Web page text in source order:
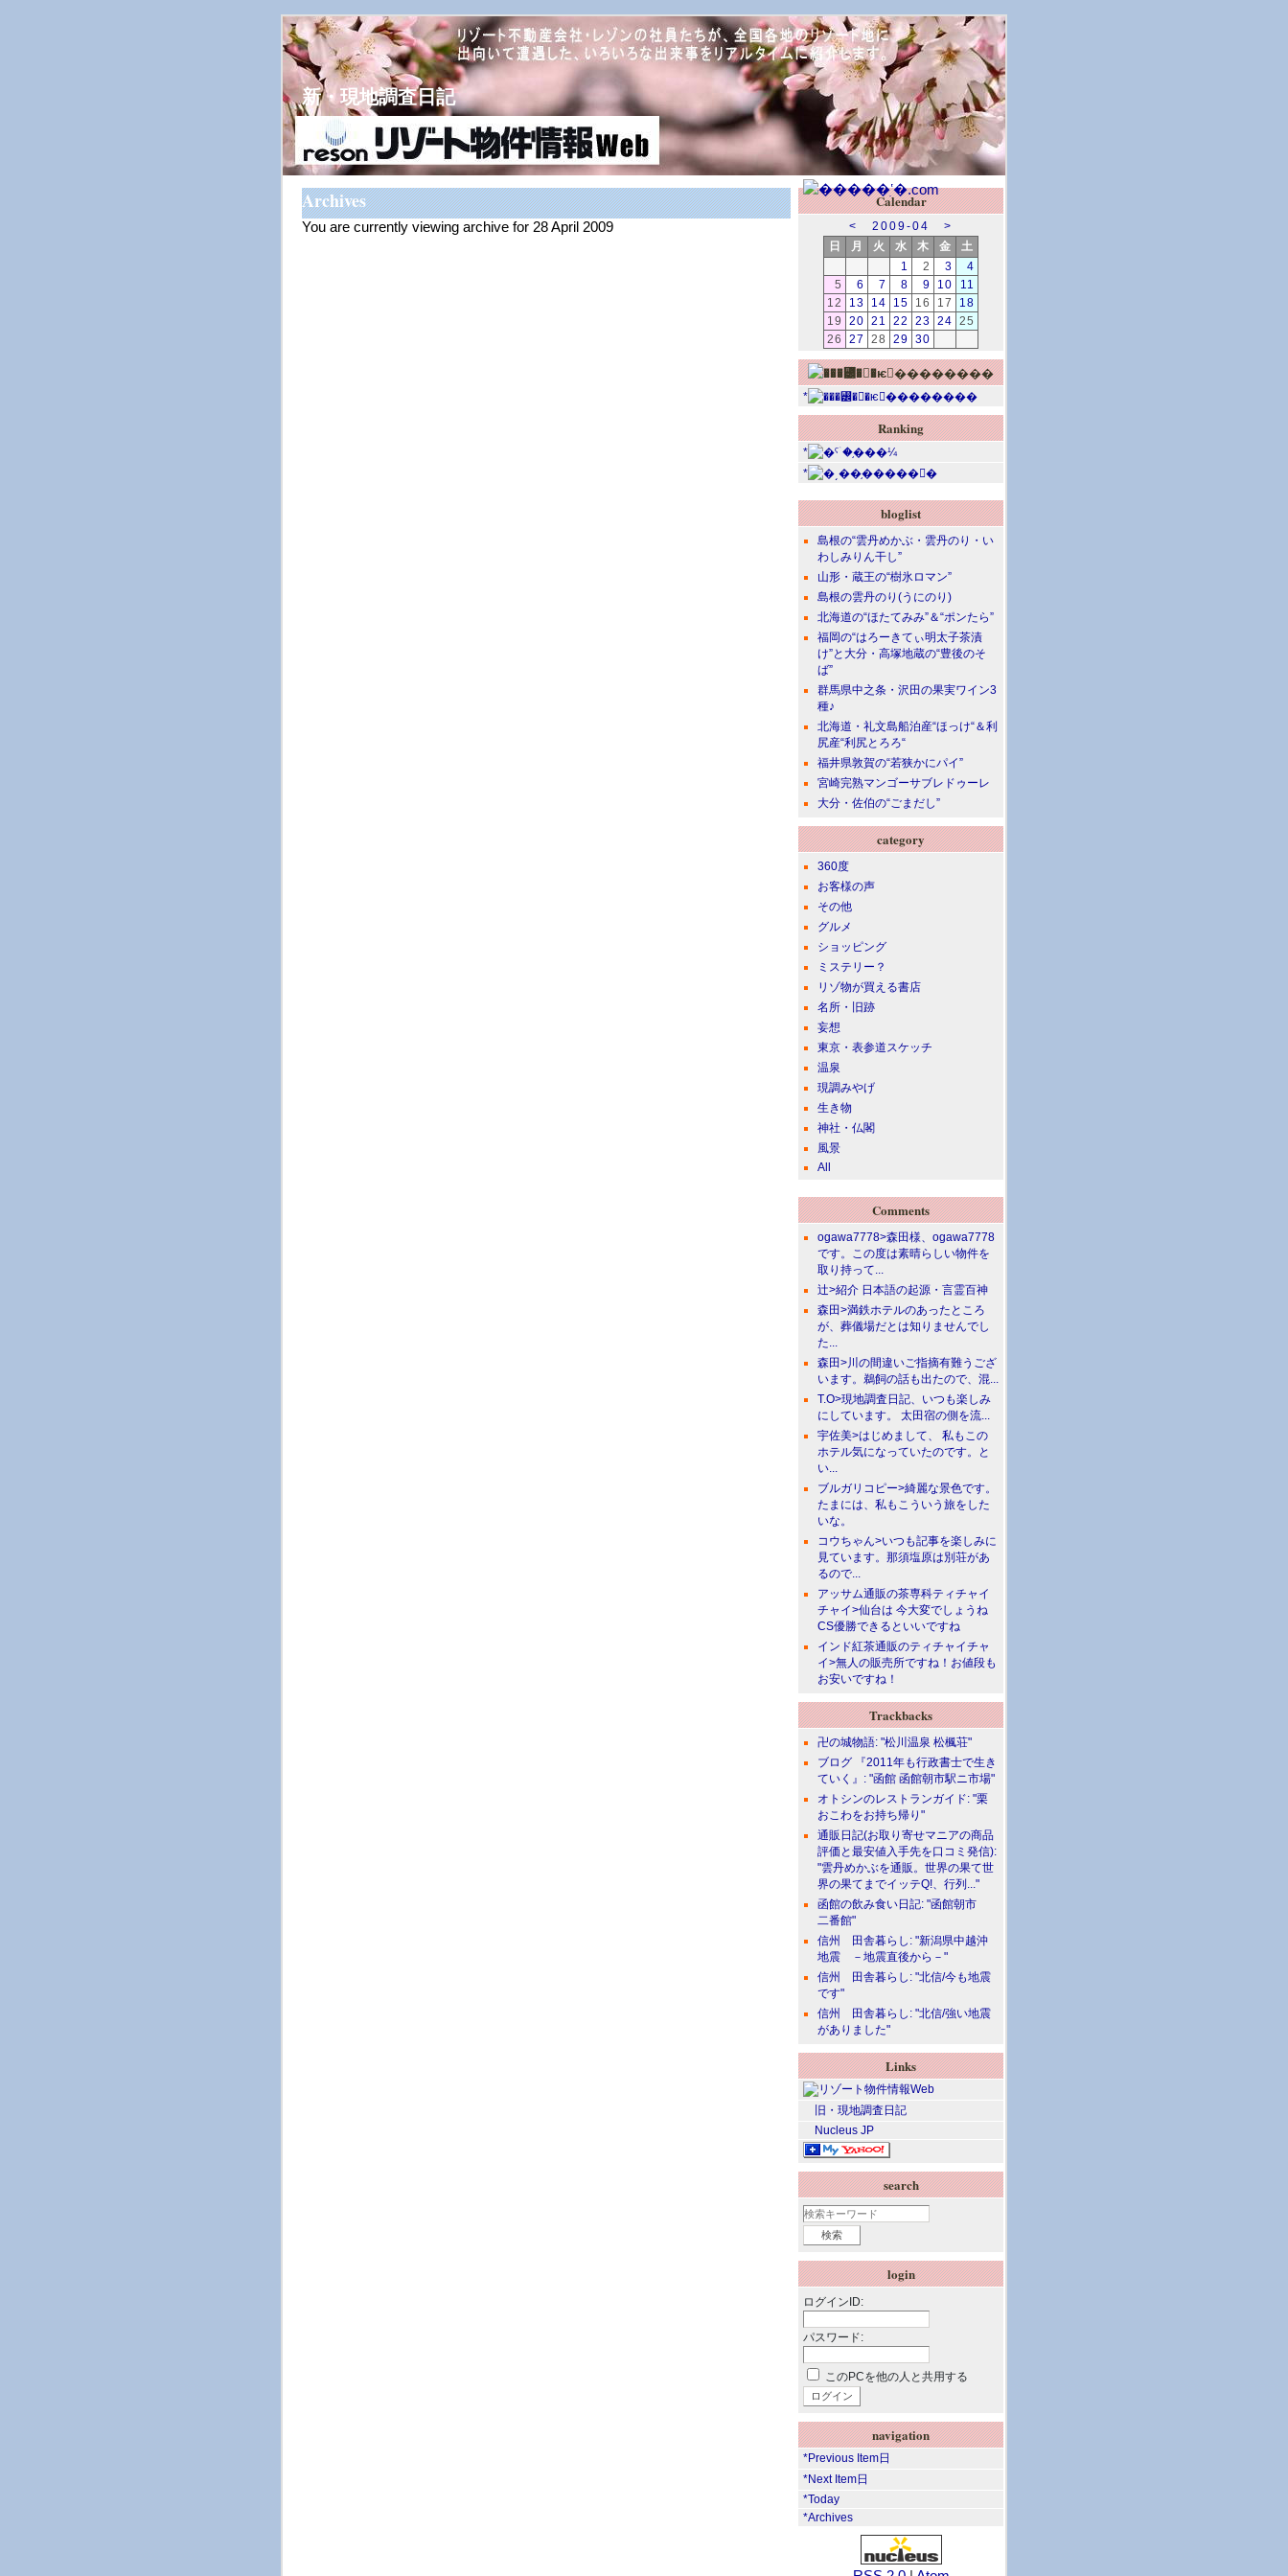
新・現地調査日記
Archives
You are currently viewing archive for 28 April 2009
Calendar
< 2009-04
>
日
月 火 水 木 金
土
1
2 3
4
5
6 7 8 9 10
11
12
13 14 15 16 17
18
19
20 21 22 23 24 25
26
27 28 29 30
*
Ranking
*
*
bloglist
島根の“雲丹めかぶ・雲丹のり・い
わしみりん干し”
山形・蔵王の“樹氷ロマン”
島根の雲丹のり(うにのり)
北海道の“ほたてみみ”＆“ポンたら”
福岡の“はろーきてぃ明太子茶漬
け”と大分・高塚地蔵の“豊後のそ
ば”
群馬県中之条・沢田の果実ワイン3
種♪
北海道・礼文島船泊産“ほっけ“＆利
尻産“利尻とろろ“
福井県敦賀の“若狭かにパイ”
宮崎完熟マンゴーサブレドゥーレ
大分・佐伯の“ごまだし”
category
360度
お客様の声
その他
グルメ
ショッピング
ミステリー？
リゾ物が買える書店
名所・旧跡
妄想
東京・表参道スケッチ
温泉
現調みやげ
生き物
神社・仏閣
風景
All
Comments
ogawa7778>森田様、ogawa7778
です。この度は素晴らしい物件を
取り持って...
辻>紹介 日本語の起源・言霊百神
森田>満鉄ホテルのあったところ
が、葬儀場だとは知りませんでし
た...
森田>川の間違いご指摘有難うござ
います。鵜飼の話も出たので、混...
T.O>現地調査日記、いつも楽しみ
にしています。 太田宿の側を流...
宇佐美>はじめまして、 私もこの
ホテル気になっていたのです。と
い...
ブルガリコピー>綺麗な景色です。
たまには、私もこういう旅をした
いな。
コウちゃん>いつも記事を楽しみに
見ています。那須塩原は別荘があ
るので...
アッサム通販の茶専科ティチャイ
チャイ>仙台は 今大変でしょうね
CS優勝できるといいですね
インド紅茶通販のティチャイチャ
イ>無人の販売所ですね！お値段も
お安いですね！
Trackbacks
卍の城物語: "松川温泉 松楓荘"
ブログ 『2011年も行政書士で生き
ていく』: "函館 函館朝市駅ニ市場"
オトシンのレストランガイド: "栗
おこわをお持ち帰り"
通販日記(お取り寄せマニアの商品
評価と最安値入手先を口コミ発信):
"雲丹めかぶを通販。世界の果て世
界の果てまでイッテQ!、行列..."
函館の飲み食い日記: "函館朝市
二番館"
信州 田舎暮らし: "新潟県中越沖
地震 －地震直後から－"
信州 田舎暮らし: "北信/今も地震
です"
信州 田舎暮らし: "北信/強い地震
がありました"
Links
旧・現地調査日記
Nucleus JP
search
login
ログインID:
パスワード:
このPCを他の人と共用する
navigation
*Previous Item日
*Next Item日
*Today
*Archives